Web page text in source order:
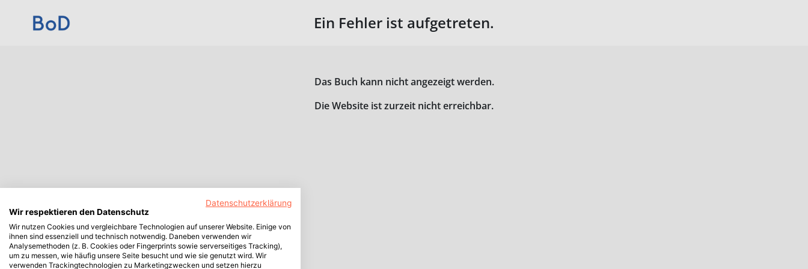
Ein Fehler ist aufgetreten.
Das Buch kann nicht angezeigt werden.
Die Website ist zurzeit nicht erreichbar.
Datenschutzerklärung
Wir respektieren den Datenschutz
Wir nutzen Cookies und vergleichbare Technologien auf unserer Website. Einige von
ihnen sind essenziell und technisch notwendig. Daneben verwenden wir
Analysemethoden (z. B. Cookies oder Fingerprints sowie serverseitiges Tracking),
um zu messen, wie häufig unsere Seite besucht und wie sie genutzt wird. Wir
verwenden Trackingtechnologien zu Marketingzwecken und setzen hierzu